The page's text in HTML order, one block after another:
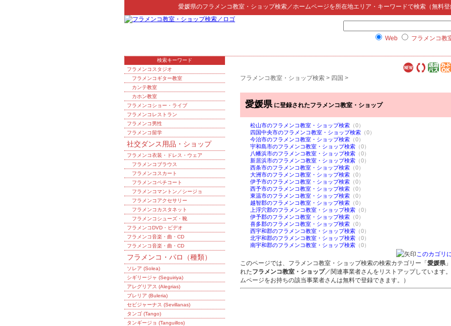
愛媛県のフラメンコ教室・ショップ検索／ホームページを所在地エリア・キーワードで検索（無料登
Web フラメンコ教
フラメンコ教室・ショップ検索 > 四国 >
愛媛県に登録されたフラメンコ教室・ショップ
松山市のフラメンコ教室・ショップ検索 （0）
四国中央市のフラメンコ教室・ショップ検索 （0）
今治市のフラメンコ教室・ショップ検索 （0）
宇和島市のフラメンコ教室・ショップ検索 （0）
八幡浜市のフラメンコ教室・ショップ検索 （0）
新居浜市のフラメンコ教室・ショップ検索 （0）
西条市のフラメンコ教室・ショップ検索 （0）
大洲市のフラメンコ教室・ショップ検索 （0）
伊予市のフラメンコ教室・ショップ検索 （0）
西予市のフラメンコ教室・ショップ検索 （0）
東温市のフラメンコ教室・ショップ検索 （0）
越智郡のフラメンコ教室・ショップ検索 （0）
上浮穴郡のフラメンコ教室・ショップ検索 （0）
伊予郡のフラメンコ教室・ショップ検索 （0）
喜多郡のフラメンコ教室・ショップ検索 （0）
西宇和郡のフラメンコ教室・ショップ検索 （0）
北宇和郡のフラメンコ教室・ショップ検索 （0）
南宇和郡のフラメンコ教室・ショップ検索 （0）
このカゴリ
このページでは、フラメンコ教室・ショップ検索の検索カテゴリー「 愛媛県
れたフラメンコ教室・ショップ／関連事業者さんをリストアップしています
ムページをお持ちの該当事業者さんは無料で登録できます。）
検索キーワード
フラメンコスタジオ
フラメンコギター教室
カンテ教室
カホン教室
フラメンコショー・ライブ
フラメンコレストラン
フラメンコ男性
フラメンコ留学
社交ダンス用品・ショップ
フラメンコ衣装・ドレス・ウェア
フラメンコブラウス
フラメンコスカート
フラメンコペチコート
フラメンコマントン／シージョ
フラメンコアクセサリー
フラメンコカスタネット
フラメンコシューズ・靴
フラメンコDVD・ビデオ
フラメンコ音楽・曲・CD
フラメンコ音楽・曲・CD
フラメンコ・パロ（種類）
ソレア (Solea)
シギリージャ (Seguiriya)
アレグリアス (Alegrias)
ブレリア (Buleria)
セビジャーナス (Sevillanas)
タンゴ (Tango)
タンギージョ (Tanguillos)